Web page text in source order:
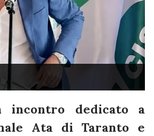
dedicato a
Ata di Taranto e